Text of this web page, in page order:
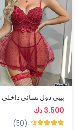
بيبي دول نسائي داخلي
3.500 دك
(50)